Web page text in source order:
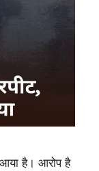
है। आरोप है